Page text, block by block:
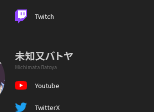
Twitch
未知又バトヤ
Michimata Batoya
Youtube
TwitterX